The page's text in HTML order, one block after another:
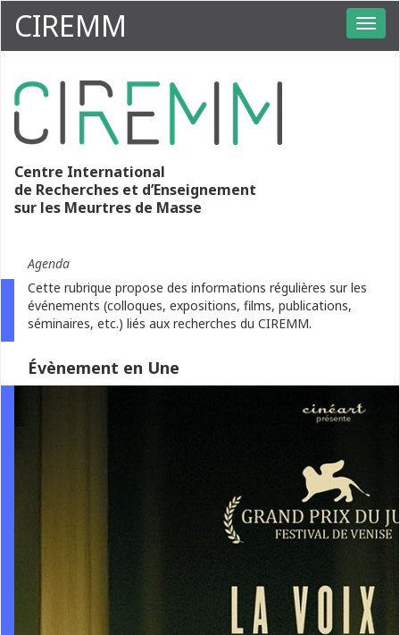
CIREMM
Centre International
de Recherches et d’Enseignement
sur les Meurtres de Masse
Agenda
Cette rubrique propose des informations régulières sur les
événements (colloques, expositions, films, publications,
séminaires, etc.) liés aux recherches du CIREMM.
Évènement en Une